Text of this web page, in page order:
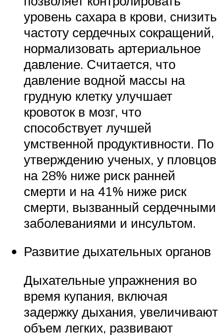
уровень сахара в крови, снизить
частоту сердечных сокращений,
нормализовать артериальное
давление. Считается, что
давление водной массы на
грудную клетку улучшает
кровоток в мозг, что
способствует лучшей
умственной продуктивности. По
утверждению ученых, у пловцов
на 28% ниже риск ранней
смерти и на 41% ниже риск
смерти, вызванный сердечными
заболеваниями и инсультом.
Развитие дыхательных органов
Дыхательные упражнения во
время купания, включая
задержку дыхания, увеличивают
объем легких, развивают